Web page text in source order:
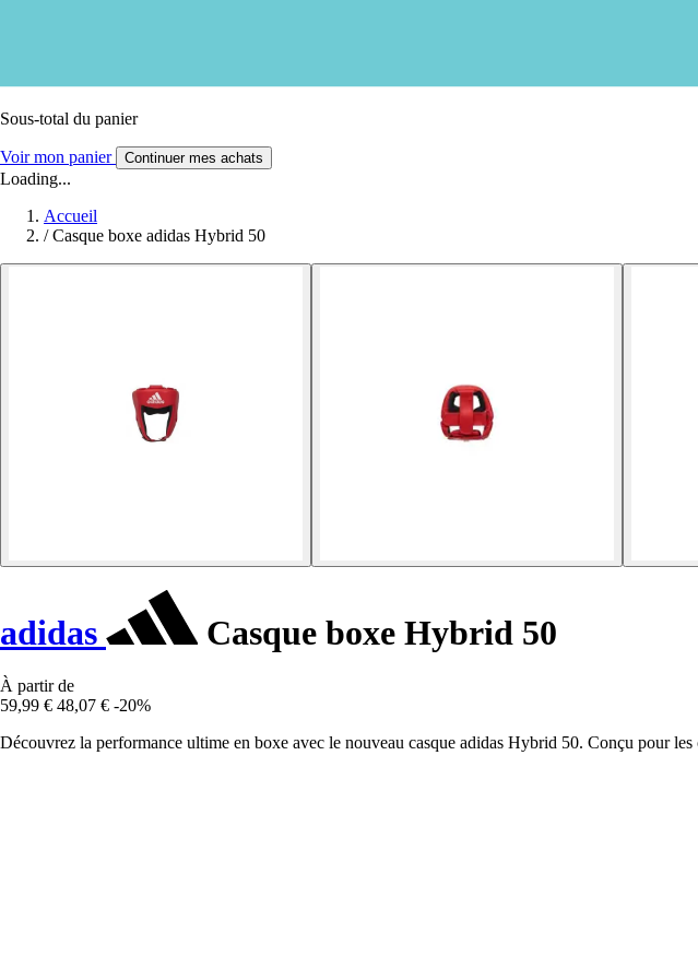
Sous-total du panier
Voir mon panier Continuer mes achats
Loading...
Accueil
/ Casque boxe adidas Hybrid 50
adidas Casque boxe Hybrid 50
À partir de
59,99 € 48,07 € -20%
Découvrez la performance ultime en boxe avec le nouveau casque adidas Hybrid 50. Conçu pour